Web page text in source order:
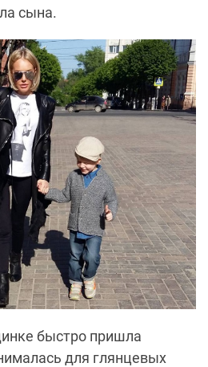
сына.
быстро пришла
для глянцевых